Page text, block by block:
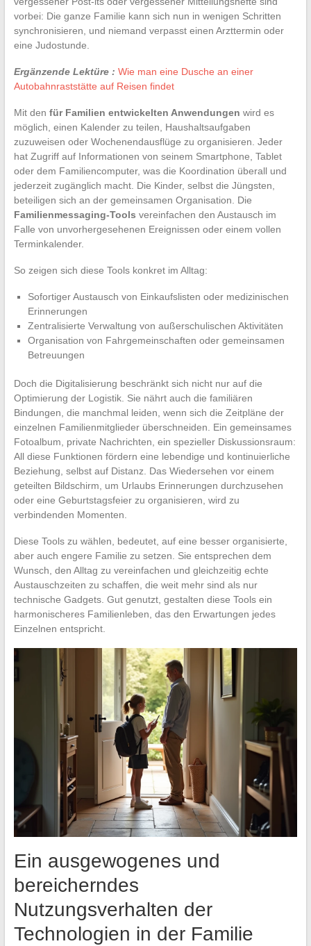
vorbei: Die ganze Familie kann sich nun in wenigen Schritten
synchronisieren, und niemand verpasst einen Arzttermin oder
eine Judostunde.
Ergänzende Lektüre : Wie man eine Dusche an einer
Autobahnraststätte auf Reisen findet
Mit den für Familien entwickelten Anwendungen wird es
möglich, einen Kalender zu teilen, Haushaltsaufgaben
zuzuweisen oder Wochenendausflüge zu organisieren. Jeder
hat Zugriff auf Informationen von seinem Smartphone, Tablet
oder dem Familiencomputer, was die Koordination überall und
jederzeit zugänglich macht. Die Kinder, selbst die Jüngsten,
beteiligen sich an der gemeinsamen Organisation. Die
Familienmessaging-Tools vereinfachen den Austausch im
Falle von unvorhergesehenen Ereignissen oder einem vollen
Terminkalender.
So zeigen sich diese Tools konkret im Alltag:
Sofortiger Austausch von Einkaufslisten oder medizinischen
Erinnerungen
Zentralisierte Verwaltung von außerschulischen Aktivitäten
Organisation von Fahrgemeinschaften oder gemeinsamen
Betreuungen
Doch die Digitalisierung beschränkt sich nicht nur auf die
Optimierung der Logistik. Sie nährt auch die familiären
Bindungen, die manchmal leiden, wenn sich die Zeitpläne der
einzelnen Familienmitglieder überschneiden. Ein gemeinsames
Fotoalbum, private Nachrichten, ein spezieller Diskussionsraum:
All diese Funktionen fördern eine lebendige und kontinuierliche
Beziehung, selbst auf Distanz. Das Wiedersehen vor einem
geteilten Bildschirm, um Urlaubs Erinnerungen durchzusehen
oder eine Geburtstagsfeier zu organisieren, wird zu
verbindenden Momenten.
Diese Tools zu wählen, bedeutet, auf eine besser organisierte,
aber auch engere Familie zu setzen. Sie entsprechen dem
Wunsch, den Alltag zu vereinfachen und gleichzeitig echte
Austauschzeiten zu schaffen, die weit mehr sind als nur
technische Gadgets. Gut genutzt, gestalten diese Tools ein
harmonischeres Familienleben, das den Erwartungen jedes
Einzelnen entspricht.
Ein ausgewogenes und
bereicherndes
Nutzungsverhalten der
Technologien in der Familie